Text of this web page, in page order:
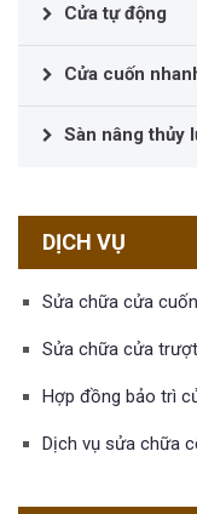
Cửa tự động
Cửa cuốn
Sàn nâng thủy
DỊCH VỤ
Sửa chữa cửa
Sửa chữa cửa
Hợp đồng bảo trì
Dịch vụ sửa chữa